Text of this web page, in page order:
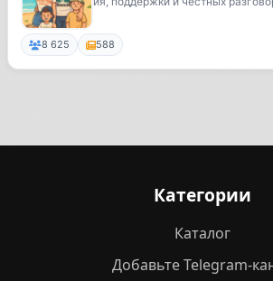
8 625 588
Категории
Каталог
Добавьте Telegram-